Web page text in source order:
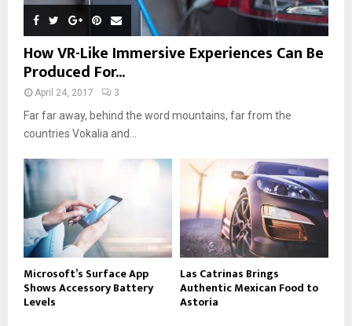
How VR-Like Immersive Experiences Can Be
Produced For...
April 24, 2017 3
Far far away, behind the word mountains, far from the
countries Vokalia and...
Microsoft’s Surface App
Shows Accessory Battery
Levels
Las Catrinas Brings
Authentic Mexican Food to
Astoria